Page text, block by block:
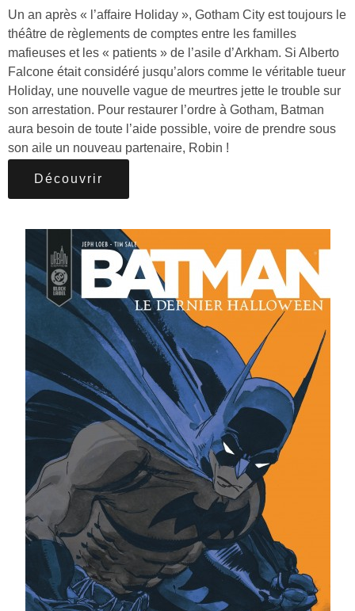
Un an après « l’affaire Holiday », Gotham City est toujours le
théâtre de règlements de comptes entre les familles
mafieuses et les « patients » de l’asile d’Arkham. Si Alberto
Falcone était considéré jusqu’alors comme le véritable tueur
Holiday, une nouvelle vague de meurtres jette le trouble sur
son arrestation. Pour restaurer l’ordre à Gotham, Batman
aura besoin de toute l’aide possible, voire de prendre sous
son aile un nouveau partenaire, Robin !
Découvrir